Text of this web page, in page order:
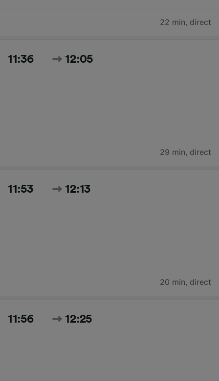
22 min, direct
11:36 12:05
29 min, direct
11:53 12:13
20 min, direct
11:56 12:25